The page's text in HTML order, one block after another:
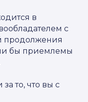
в
с
продолжения
бы приемлемы
то, что вы с